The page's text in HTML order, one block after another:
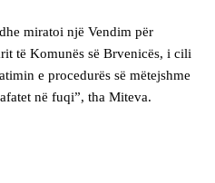
miratoi një Vendim për
të Komunës së Brvenicës, i cili
e procedurës së mëtejshme
në fuqi”, tha Miteva.